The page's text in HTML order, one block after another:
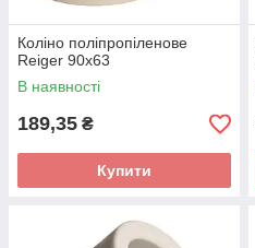
Коліно поліпропіленове
Reiger 90х63
В наявності
189,35 ₴
Купити